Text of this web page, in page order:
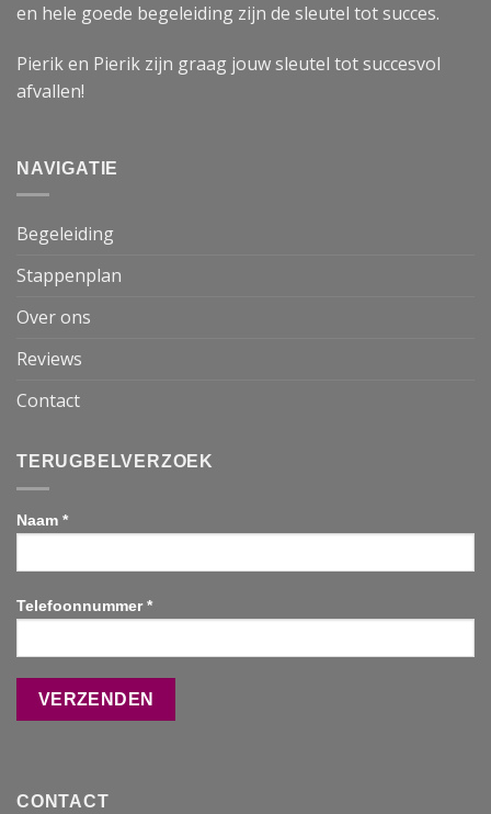
en hele goede begeleiding zijn de sleutel tot succes.
Pierik en Pierik zijn graag jouw sleutel tot succesvol
afvallen!
NAVIGATIE
Begeleiding
Stappenplan
Over ons
Reviews
Contact
TERUGBELVERZOEK
Naam *
Telefoonnummer *
CONTACT